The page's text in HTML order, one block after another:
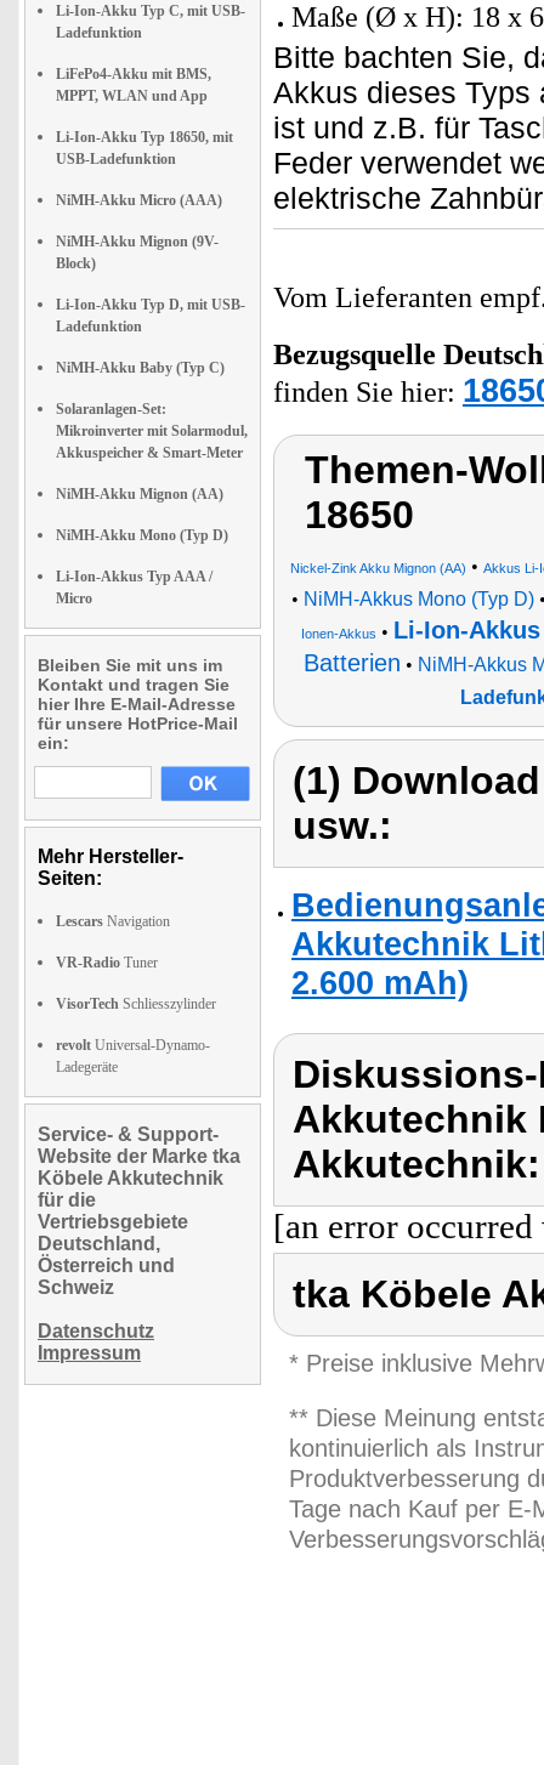
Li-Ion-Akku Typ C, mit USB-
Ladefunktion
LiFePo4-Akku mit BMS,
MPPT, WLAN und App
Li-Ion-Akku Typ 18650, mit
USB-Ladefunktion
NiMH-Akku Micro (AAA)
NiMH-Akku Mignon (9V-
Block)
Li-Ion-Akku Typ D, mit USB-
Ladefunktion
NiMH-Akku Baby (Typ C)
Solaranlagen-Set:
Mikroinverter mit Solarmodul,
Akkuspeicher & Smart-Meter
NiMH-Akku Mignon (AA)
NiMH-Akku Mono (Typ D)
Li-Ion-Akkus Typ AAA /
Micro
Bleiben Sie mit uns im
Kontakt und tragen Sie
hier Ihre E-Mail-Adresse
für unsere HotPrice-Mail
ein:
Mehr Hersteller-
Seiten:
Lescars Navigation
VR-Radio Tuner
VisorTech Schliesszylinder
revolt Universal-Dynamo-
Ladegeräte
Service- & Support-
Website der Marke tka
Köbele Akkutechnik
für die
Vertriebsgebiete
Deutschland,
Österreich und
Schweiz
Datenschutz
Impressum
Maße (Ø x H): 18 x
Bitte bachten Sie,
Akkus dieses Typs
ist und z.B. für
Feder verwendet
elektrische
Vom Lieferanten
Bezugsquelle
finden Sie hier:
Themen-
18650
Nickel-Zink Akku Mignon (AA) • Akkus Li-
• NiMH-Akkus Mono (Typ D)
Ionen-Akkus • Li-Ion-
Batterien • NiMH-Akkus
(1)
usw.:
Akkutechnik
2.600 mAh)
Akkutechnik
Akkutechnik:
[an error
tka Köbele
* Preise inklusive
** Diese Meinung
kontinuierlich als
Produktverbesserung
Tage nach Kauf per E-